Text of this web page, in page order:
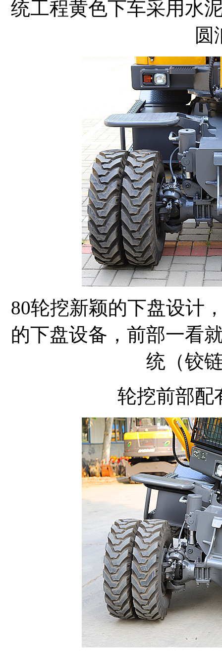
统工程黄色下车采用水
圆
80轮挖新颖的下盘设计
的下盘设备，前部一看
统（铰
轮挖前部配